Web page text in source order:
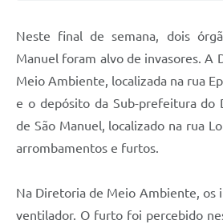
Neste final de semana, dois
Manuel foram alvo de invasores. A
Meio Ambiente, localizada na rua
e o depósito da Sub-prefeitura do
de São Manuel, localizado na rua
arrombamentos e furtos.
Na Diretoria de Meio Ambiente, os
ventilador. O furto foi percebido